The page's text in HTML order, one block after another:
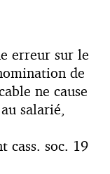
erreur sur le
de
ne cause
salarié,
cass. soc. 19